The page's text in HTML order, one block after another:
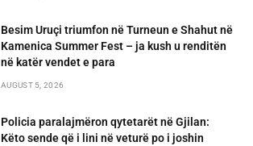
Besim Uruçi triumfon në Turneun e Shahut në
Kamenica Summer Fest – ja kush u renditën
në katër vendet e para
AUGUST 5, 2026
Policia paralajmëron qytetarët në Gjilan:
Këto sende që i lini në veturë po i joshin